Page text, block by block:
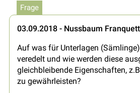
Frage
03.09.2018 - Nussbaum
Auf was für Unterlagen
veredelt und wie werden diese
gleichbleibende Eigenschaften,
zu gewährleisten?